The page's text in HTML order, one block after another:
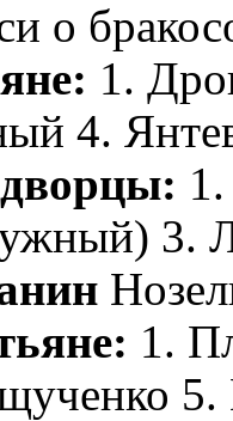
о
1.
4.
3.
1.
5.